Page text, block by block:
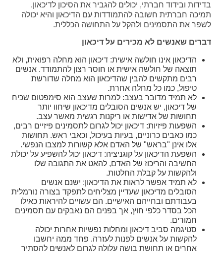
בדידות ובידוד חברתי, יכולים להגביר את הסיכון לדיכאון.
תמיכה חברתית חשובה להתמודדות עם הדיכאון והיא יכולה
לשפר את התסמינים ולהקל על התחושה הכללית.
דברים שאנשים לא מכירים על דיכאון
הדיכאון אינו חולשה אישית: דיכאון הוא מחלה רפואית, ולא
תוצאה של חולשה אישית או חוסר רצון להתמודד. אנשים
רבים מתקשים להבין שהדיכאון הוא מחלה שדורשת
טיפול, כמו כל מחלה אחרת.
לא תמיד מדובר בעצב: למרות שעצב הוא סימפטום שכיח
של דיכאון, יש אנשים הסובלים מדיכאון שיחוו יותר
תחושות של אדישות או ריקנות רגשית מאשר עצב.
השפעות פיזיות: דיכאון יכול לגרום לתסמינים פיזיים רבים,
כמו כאבים כרוניים, בעיות בעיכול, וכאבי ראש. תחושות
אלו אינן "בראש" של האדם אלא קשורות למצבו הנפשי.
השפעת הדיכאון על קוגניציה: דיכאון יכול להשפיע על יכולת
החשיבה והריכוז של האדם, להאט את התגובה שלו
ולהקשות על קבלת החלטות.
לא תמיד אפשר לראות את הדיכאון: ישנם אנשים
הסובלים מדיכאון שעדיין מצליחים לתפקד בצורה נורמלית
בעבודתם ובחייהם האישיים. הם עשויים להיראות כאילו
הכל בסדר כלפי חוץ, אך בפנים הם נאבקים עם תסמינים
חמורים.
סטיגמה סביב דיכאון ומחלות נפשיות אחרות יכולה
להקשות על אנשים לפנות לעזרה. פחד ממה יחשבו
אחרים או תחושת בושה עלולה לגרום לאנשים להסתיר